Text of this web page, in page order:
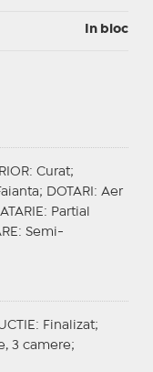
In bloc
: Curat;
DOTARI : Aer
: Partial
: Semi-
: Finalizat;
3 camere;